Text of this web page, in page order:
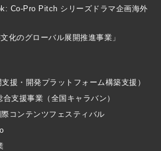
Co-Pro Pitch シリーズドラマ企画海外
化のグローバル展開推進事業」
援・開発プラットフォーム構築支援）
支援事業（全国キャラバン）
コンテンツフェスティバル